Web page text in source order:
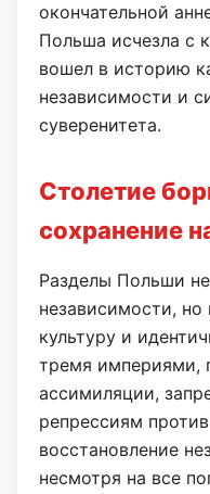
окончательной
Польша исчезла с
вошел в историю
независимости и
суверенитета.
Столетие
сохранение
Разделы Польши
независимости, но
культуру и
тремя империями,
ассимиляции,
репрессиям
восстановление
несмотря на все